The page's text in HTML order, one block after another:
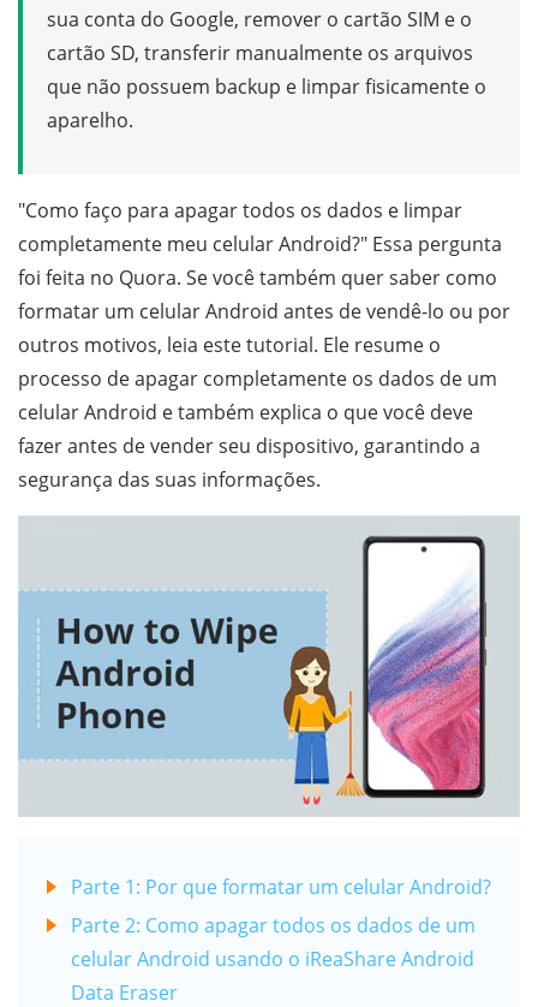
sua conta do Google, remover o cartão SIM e o
cartão SD, transferir manualmente os arquivos
que não possuem backup e limpar fisicamente o
aparelho.
"Como faço para apagar todos os dados e limpar
completamente meu celular Android?" Essa pergunta
foi feita no Quora. Se você também quer saber como
formatar um celular Android antes de vendê-lo ou por
outros motivos, leia este tutorial. Ele resume o
processo de apagar completamente os dados de um
celular Android e também explica o que você deve
fazer antes de vender seu dispositivo, garantindo a
segurança das suas informações.
Parte 1: Por que formatar um celular Android?
Parte 2: Como apagar todos os dados de um
celular Android usando o iReaShare Android
Data Eraser